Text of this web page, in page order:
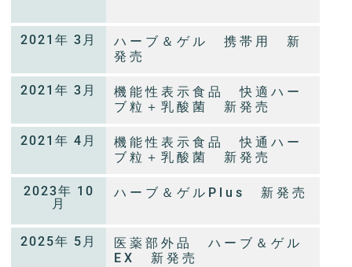
2021年 3月
ハーブ＆ゲル 携帯用 新
発売
2021年 3月
機能性表示食品 快適ハー
ブ粒＋乳酸菌 新発売
2021年 4月
機能性表示食品 快通ハー
ブ粒＋乳酸菌 新発売
2023年 10
月
ハーブ＆ゲルPlus 新発売
2025年 5月
医薬部外品 ハーブ＆ゲル
EX 新発売